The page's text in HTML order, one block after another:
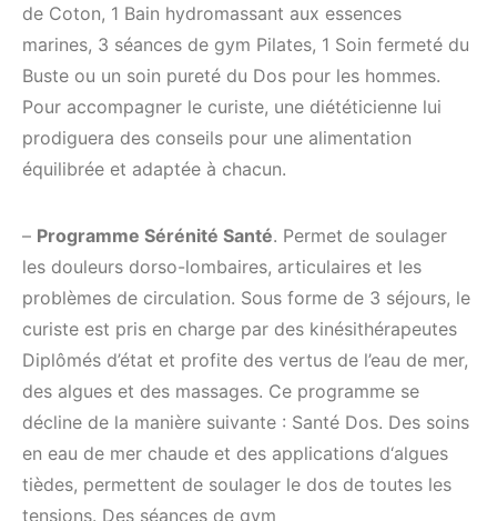
de Coton, 1 Bain hydromassant aux essences
marines, 3 séances de gym Pilates, 1 Soin fermeté du
Buste ou un soin pureté du Dos pour les hommes.
Pour accompagner le curiste, une diététicienne lui
prodiguera des conseils pour une alimentation
équilibrée et adaptée à chacun.
– Programme Sérénité Santé. Permet de soulager
les douleurs dorso-lombaires, articulaires et les
problèmes de circulation. Sous forme de 3 séjours, le
curiste est pris en charge par des kinésithérapeutes
Diplômés d’état et profite des vertus de l’eau de mer,
des algues et des massages. Ce programme se
décline de la manière suivante : Santé Dos. Des soins
en eau de mer chaude et des applications d‘algues
tièdes, permettent de soulager le dos de toutes les
tensions. Des séances de gym